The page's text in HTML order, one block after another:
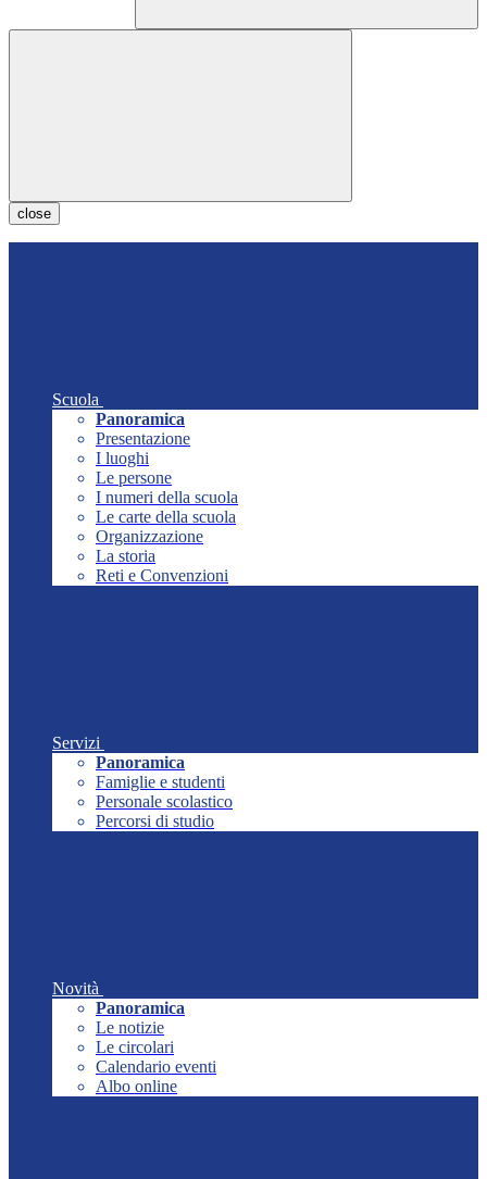
close
Scuola
Panoramica
Presentazione
I luoghi
Le persone
I numeri della scuola
Le carte della scuola
Organizzazione
La storia
Reti e Convenzioni
Servizi
Panoramica
Famiglie e studenti
Personale scolastico
Percorsi di studio
Novità
Panoramica
Le notizie
Le circolari
Calendario eventi
Albo online